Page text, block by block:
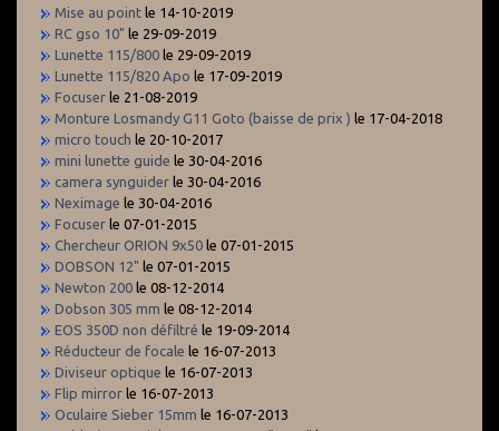
Mise au point le 14-10-2019
RC gso 10" le 29-09-2019
Lunette 115/800 le 29-09-2019
Lunette 115/820 Apo le 17-09-2019
Focuser le 21-08-2019
Monture Losmandy G11 Goto (baisse de prix ) le 17-04-2018
micro touch le 20-10-2017
mini lunette guide le 30-04-2016
camera synguider le 30-04-2016
Neximage le 30-04-2016
Focuser le 07-01-2015
Chercheur ORION 9x50 le 07-01-2015
DOBSON 12" le 07-01-2015
Newton 200 le 08-12-2014
Dobson 305 mm le 08-12-2014
EOS 350D non défiltré le 19-09-2014
Réducteur de focale le 16-07-2013
Diviseur optique le 16-07-2013
Flip mirror le 16-07-2013
Oculaire Sieber 15mm le 16-07-2013